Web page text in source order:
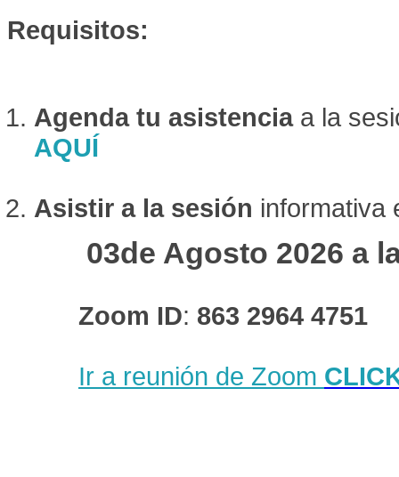
Requisitos:
Agenda tu asistenciaa la
AQUÍ
Asistir a la sesión informativa
03de Agosto 2026 a
Zoom ID: 863 2964 4751
Ir a reunión de Zoom